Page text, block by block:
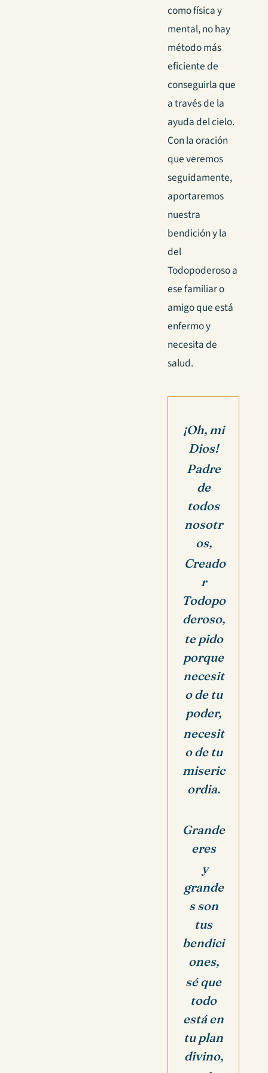
como física y
mental, no hay
método más
eficiente de
conseguirla que
a través de la
ayuda del cielo.
Con la oración
que veremos
seguidamente,
aportaremos
nuestra
bendición y la
del
Todopoderoso a
ese familiar o
amigo que está
enfermo y
necesita de
salud.
¡Oh, mi
Dios!
Padre
de
todos
nosotr
os,
Creado
r
Todopo
deroso,
te pido
porque
necesit
o de tu
poder,
necesit
o de tu
miseric
ordia.
Grande
eres
y
grande
s son
tus
bendici
ones,
sé que
todo
está en
tu plan
divino,